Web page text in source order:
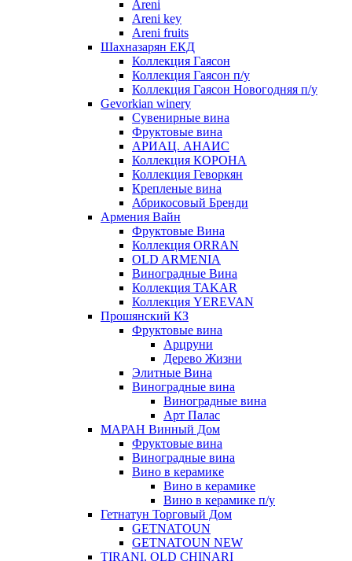
Areni
Areni key
Areni fruits
Шахназарян ЕКД
Коллекция Гаясон
Коллекция Гаясон п/у
Коллекция Гаясон Новогодняя п/у
Gevorkian winery
Сувенирные вина
Фруктовые вина
АРИАЦ. АНАИС
Коллекция КОРОНА
Коллекция Геворкян
Крепленые вина
Абрикосовый Бренди
Армения Вайн
Фруктовые Вина
Коллекция ORRAN
OLD ARMENIA
Виноградные Вина
Коллекция TAKAR
Коллекция YEREVAN
Прошянский КЗ
Фруктовые вина
Арцруни
Дерево Жизни
Элитные Вина
Виноградные вина
Виноградные вина
Арт Палас
МАРАН Винный Дом
Фруктовые вина
Виноградные вина
Вино в керамике
Вино в керамике
Вино в керамике п/у
Гетнатун Торговый Дом
GETNATOUN
GETNATOUN NEW
TIRANI. OLD CHINARI